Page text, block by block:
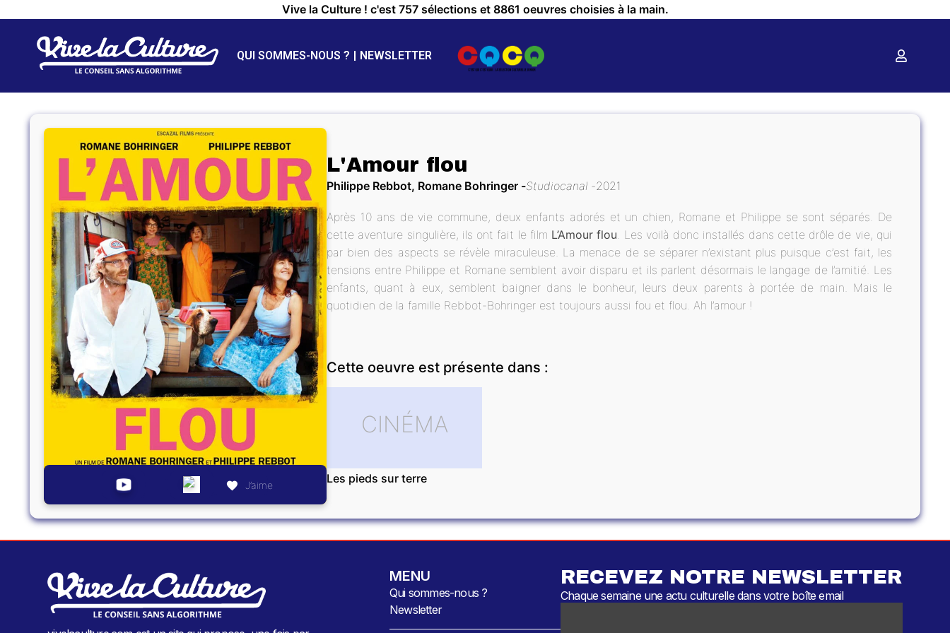
Vive la Culture ! c'est 757 sélections et 8861 oeuvres choisies à la main.
QUI SOMMES-NOUS ? NEWSLETTER
J’aime
L'Amour flou
Philippe Rebbot, Romane Bohringer Studiocanal 2021
Après 10 ans de vie commune, deux enfants adorés et un chien, Romane et Philippe se sont séparés. De
cette aventure singulière, ils ont fait le film L’Amour flou . Les voilà donc installés dans cette drôle de vie, qui
par bien des aspects se révèle miraculeuse. La menace de se séparer n’existant plus puisque c’est fait, les
tensions entre Philippe et Romane semblent avoir disparu et ils parlent désormais le langage de l’amitié. Les
enfants, quant à eux, semblent baigner dans le bonheur, leurs deux parents à portée de main. Mais le
quotidien de la famille Rebbot-Bohringer est toujours aussi fou et flou. Ah l’amour !
Cette oeuvre est présente dans :
CINÉMA
Les pieds sur terre
MENU
Qui sommes-nous ?
Newsletter
RECEVEZ NOTRE NEWSLETTER
Chaque semaine une actu culturelle dans votre boîte email